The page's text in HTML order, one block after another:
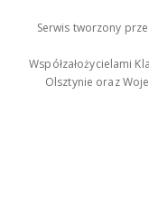
Serwis tworzony
Współzałożycielami
Olsztynie oraz